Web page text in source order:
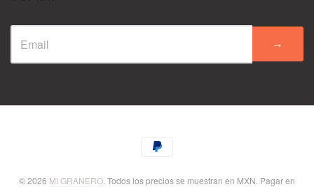
→
© 2026 MI GRANERO. Todos los precios se muestran en MXN. Pagar en